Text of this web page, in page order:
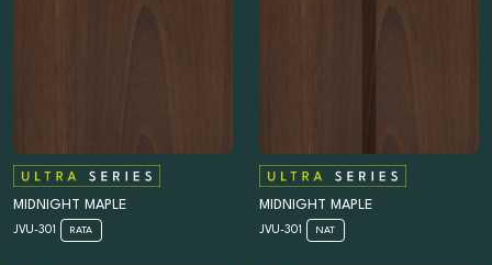
MIDNIGHT MAPLE
JVU-301 RATA
MIDNIGHT MAPLE
JVU-301 NAT